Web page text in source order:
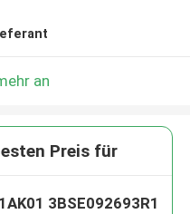
an
Preis für
3BSE092693R1